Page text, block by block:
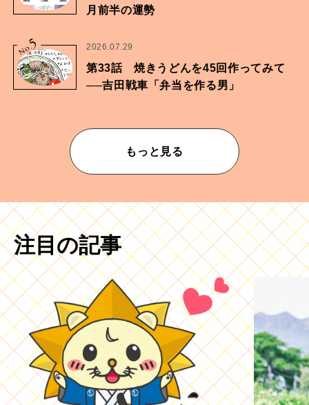
月前半の運勢
No.5 2026.07.29
第33話 焼きうどんを45回作ってみて
──吉田戦車「弁当を作る男」
もっと見る
注目の記事